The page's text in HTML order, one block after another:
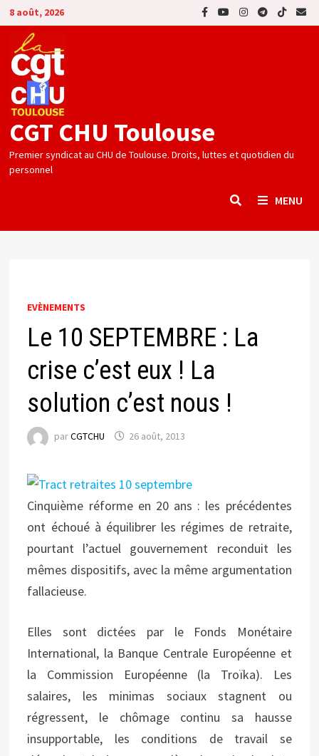
Passer
au
contenu
8 août, 2026
CGT CHU Toulouse
Premier syndicat au CHU de Toulouse. Droits, luttes et quotidien du
personnel
MENU
EVÈNEMENTS
Le 10 SEPTEMBRE : La
crise c’est eux ! La
solution c’est nous !
parCGTCHU 26 août, 2013
Cinquième réforme en 20 ans : les précédentes
ont échoué à équilibrer les régimes de retraite,
pourtant l’actuel gouvernement reconduit les
mêmes dispositifs, avec la même argumentation
fallacieuse.
Elles sont dictées par le Fonds Monétaire
International, la Banque Centrale Européenne et
la Commission Européenne (la Troïka). Les
salaires, les minimas sociaux stagnent ou
régressent, le chômage continu sa hausse
insupportable, les conditions de travail se